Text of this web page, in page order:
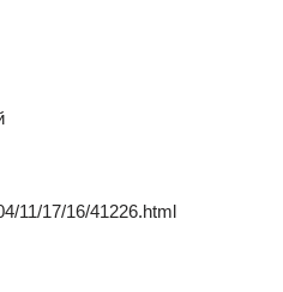
11/17/16/41226.html